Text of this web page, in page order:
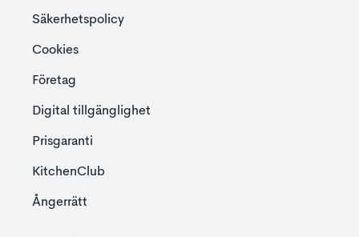
Säkerhetspolicy
Cookies
Företag
Digital tillgänglighet
Prisgaranti
KitchenClub
Ångerrätt